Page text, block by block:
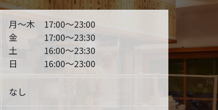
月～木 17:00～23:00
金 17:00～23:30
土 16:00～23:30
日 16:00～23:00
なし